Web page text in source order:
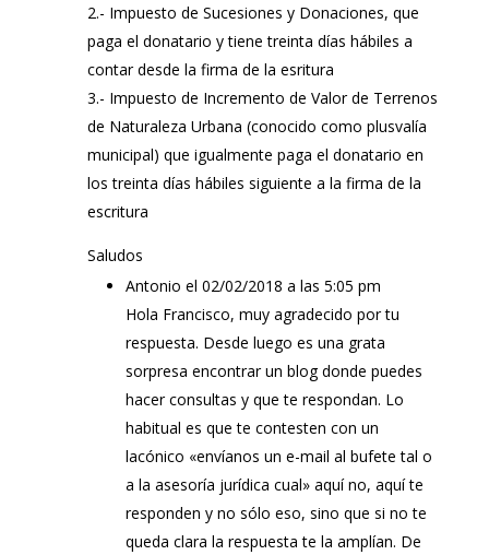
2.- Impuesto de Sucesiones y Donaciones, que
paga el donatario y tiene treinta días hábiles a
contar desde la firma de la esritura
3.- Impuesto de Incremento de Valor de Terrenos
de Naturaleza Urbana (conocido como plusvalía
municipal) que igualmente paga el donatario en
los treinta días hábiles siguiente a la firma de la
escritura
Saludos
Antonio el 02/02/2018 a las 5:05 pm
Hola Francisco, muy agradecido por tu
respuesta. Desde luego es una grata
sorpresa encontrar un blog donde puedes
hacer consultas y que te respondan. Lo
habitual es que te contesten con un
lacónico «envíanos un e-mail al bufete tal o
a la asesoría jurídica cual» aquí no, aquí te
responden y no sólo eso, sino que si no te
queda clara la respuesta te la amplían. De